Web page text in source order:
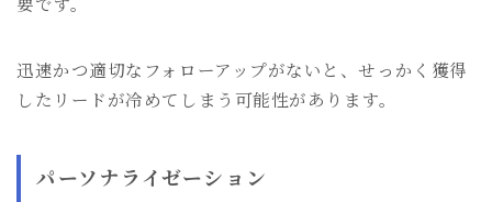
迅速かつ適切なフォローアップがないと、せっかく獲得
したリードが冷めてしまう可能性があります。
パーソナライゼーション